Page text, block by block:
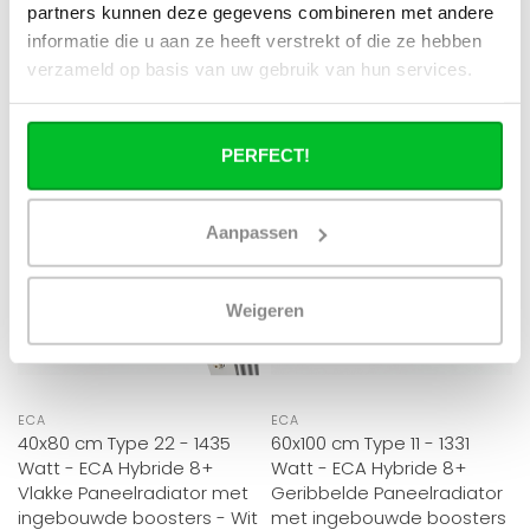
partners kunnen deze gegevens combineren met andere
informatie die u aan ze heeft verstrekt of die ze hebben
verzameld op basis van uw gebruik van hun services.
PERFECT!
Aanpassen
Weigeren
€433,25 €259,95
KORTING -40%
ECA
40x80 cm Type 22 - 1435
Watt - ECA Hybride 8+
Vlakke Paneelradiator met
ingebouwde boosters - Wit
KORTING -40%
ECA
60x100 cm Type 11 - 1331
Watt - ECA Hybride 8+
Geribbelde Paneelradiator
met ingebouwde boosters